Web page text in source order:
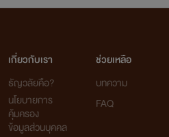
เกี่ยวกับเรา
ธัญวลัยคือ?
นโยบายการ
คุ้มครอง
ข้อมูลส่วนบุคคล
ช่วยเหลือ
บทความ
FAQ